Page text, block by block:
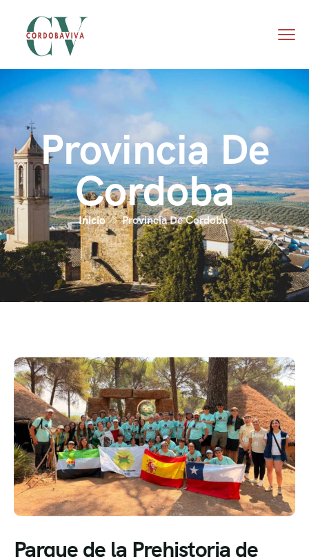
Provincia De
Cordoba
Inicio Provincia De Cordoba
Parque de la Prehistoria de